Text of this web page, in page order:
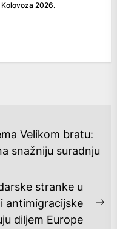
2026.
Velikom bratu:
snažniju suradnju
stranke u
antimigracijske
diljem Europe